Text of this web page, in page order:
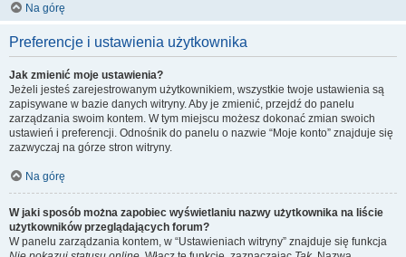
Na górę
Preferencje i ustawienia użytkownika
Jak zmienić moje ustawienia?
Jeżeli jesteś zarejestrowanym użytkownikiem, wszystkie twoje ustawienia są
zapisywane w bazie danych witryny. Aby je zmienić, przejdź do panelu
zarządzania swoim kontem. W tym miejscu możesz dokonać zmian swoich
ustawień i preferencji. Odnośnik do panelu o nazwie “Moje konto” znajduje się
zazwyczaj na górze stron witryny.
Na górę
W jaki sposób można zapobiec wyświetlaniu nazwy użytkownika na liście
użytkowników przeglądających forum?
W panelu zarządzania kontem, w “Ustawieniach witryny” znajduje się funkcja